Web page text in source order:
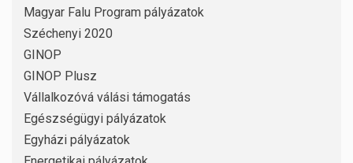
Magyar Falu Program pályázatok
Széchenyi 2020
GINOP
GINOP Plusz
Vállalkozóvá válási támogatás
Egészségügyi pályázatok
Egyházi pályázatok